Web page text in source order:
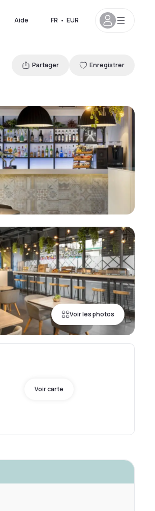
Aide FR • EUR
Voir les photos
Partager Enregistrer
Voir carte